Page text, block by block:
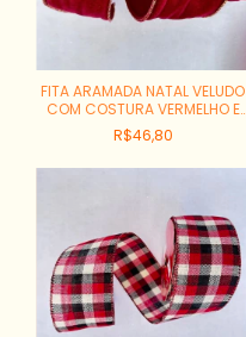
FITA ARAMADA NATAL VELUDO
COM COSTURA VERMELHO E
DOURADO REF:77594-002
R$46,80